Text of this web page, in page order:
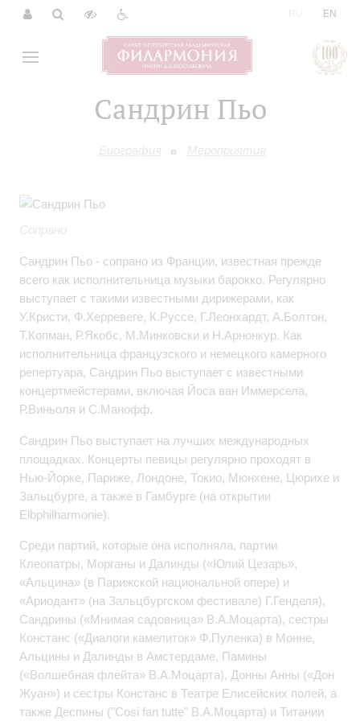
EN
Сандрин Пьо
Биография Мероприятия
Сопрано
Сандрин Пьо - сопрано из Франции, известная прежде
всего как исполнительница музыки барокко. Регулярно
выступает с такими известными дирижерами, как
У.Кристи, Ф.Херревеге, К.Руссе, Г.Леонхардт, А.Болтон,
Т.Копман, Р.Якобс, М.Минковски и Н.Арнонкур. Как
исполнительница французского и немецкого камерного
репертуара, Сандрин Пьо выступает с известными
концертмейстерами, включая Йоса ван Иммерсела,
Р.Виньоля и С.Манофф.
Сандрин Пьо выступает на лучших международных
площадках. Концерты певицы регулярно проходят в
Нью-Йорке, Париже, Лондоне, Токио, Мюнхене, Цюрихе и
Зальцбурге, а также в Гамбурге (на открытии
Elbphilharmonie).
Среди партий, которые она исполняла, партии
Клеопатры, Морганы и Далинды («Юлий Цезарь»,
«Альцина» (в Парижской национальной опере) и
«Ариодант» (на Зальцбургском фестивале) Г.Генделя),
Сандрины («Мнимая садовница» В.А.Моцарта), сестры
Констанс («Диалоги камелиток» Ф.Пуленка) в Монне,
Альцины и Далинды в Амстердаме, Памины
(«Волшебная флейта» В.А.Моцарта), Донны Анны («Дон
Жуан») и сестры Констанс в Театре Елисейских полей, а
также Деспины ("Cosi fan tutte" В.А.Моцарта) и Титании